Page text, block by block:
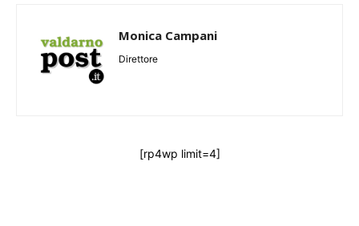
Monica Campani
Direttore
[rp4wp limit=4]